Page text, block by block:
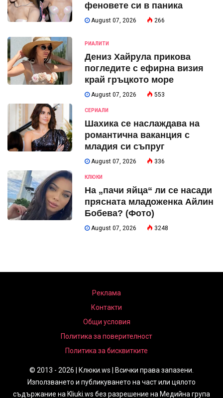
феновете си в паника
August 07, 2026 266
РИАЛИТИ
Дениз Хайрула прикова
погледите с ефирна визия
край гръцкото море
August 07, 2026 553
СЕРИАЛИ
Шахика се наслаждава на
романтична ваканция с
младия си съпруг
August 07, 2026 336
КЛЮКИ
На „пачи яйца“ ли се насади
прясната младоженка Айлин
Бобева? (Фото)
August 07, 2026 3248
Реклама
Контакти
Общи условия
Политика за поверителност
Политика за бисквитките
© 2013 - 2026 | Клюки.ws | Всички права запазени.
Използването и публикуването на част или цялото
съдържание на Kliuki.ws без разрешение на Медийна група